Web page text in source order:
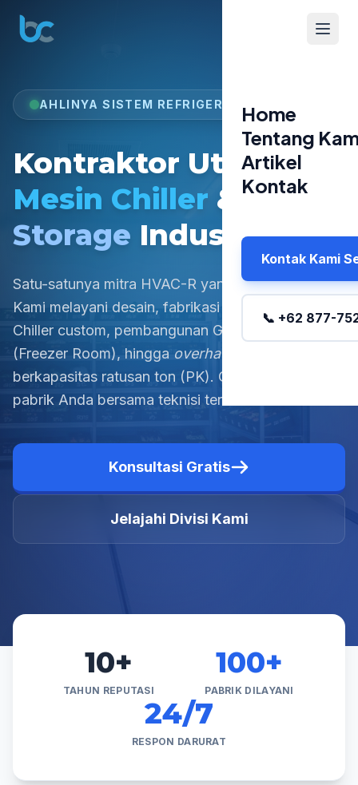
Home
Tentang
Artikel
Kontak
Kontak Kami
📞 +62 877-
AHLINYA SISTEM REFRIGERASI B2B
Kontraktor Utama
Mesin Chiller &Cold
Storage Industri
Satu-satunya mitra HVAC-R yang Anda butuhkan.
Kami melayani desain, fabrikasi Water/Air Cooled
Chiller custom, pembangunan Gudang Beku
(Freezer Room), hingga overhaul kompresor
berkapasitas ratusan ton (PK). Cegah
pabrik Anda bersama teknisi tersertifikasi kami.
Konsultasi Gratis
Jelajahi Divisi Kami
10+
TAHUN REPUTASI
100+
PABRIK DILAYANI
24/7
RESPON DARURAT